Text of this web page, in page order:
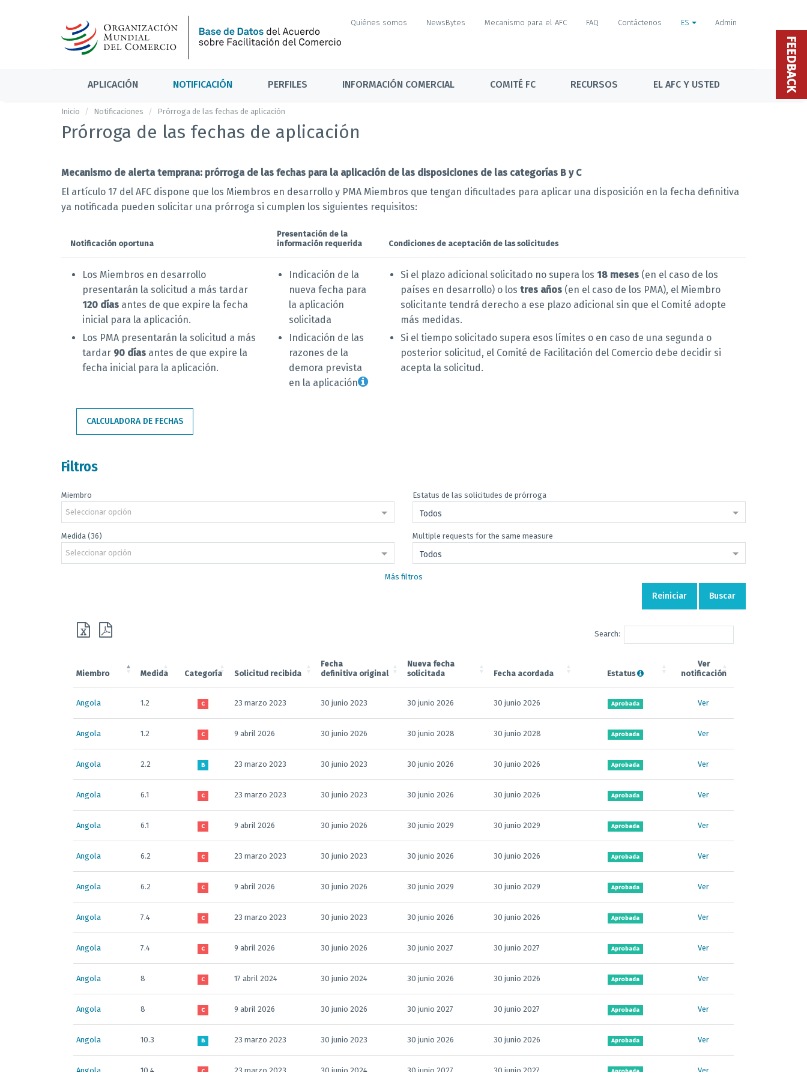
Quiénes somos NewsBytes Mecanismo para el AFC FAQ Contáctenos ES Admin
APLICACIÓN NOTIFICACIÓN PERFILES INFORMACIÓN COMERCIAL COMITÉ FC RECURSOS EL AFC Y USTED
Inicio Notificaciones Prórroga de las fechas de aplicación
Prórroga de las fechas de aplicación
Mecanismo de alerta temprana: prórroga de las fechas para la aplicación de las disposiciones de las categorías B y C
El artículo 17 del AFC dispone que los Miembros en desarrollo y PMA Miembros que tengan dificultades para aplicar una disposición en la fecha definitiva
ya notificada pueden solicitar una prórroga si cumplen los siguientes requisitos:
Notificación oportuna
Presentación de la
información requerida
Condiciones de aceptación de las solicitudes
Los Miembros en desarrollo
presentarán la solicitud a más tardar
120 días antes de que expire la fecha
inicial para la aplicación.
Los PMA presentarán la solicitud a más
tardar 90 días antes de que expire la
fecha inicial para la aplicación.
Indicación de la
nueva fecha para
la aplicación
solicitada
Indicación de las
razones de la
demora prevista
en la aplicación
Si el plazo adicional solicitado no supera los 18 meses (en el caso de los
países en desarrollo) o los tres años (en el caso de los PMA), el Miembro
solicitante tendrá derecho a ese plazo adicional sin que el Comité adopte
más medidas.
Si el tiempo solicitado supera esos límites o en caso de una segunda o
posterior solicitud, el Comité de Facilitación del Comercio debe decidir si
acepta la solicitud.
CALCULADORA DE FECHAS
Filtros
Miembro
Seleccionar opción
Estatus de las solicitudes de prórroga
Todos
Medida (36)
Seleccionar opción
Multiple requests for the same measure
Todos
Más filtros
Reiniciar Buscar
Search:
Miembro Medida Categoría Solicitud recibida
Fecha
definitiva original
Nueva fecha
solicitada
Fecha acordada Estatus
Ver
notificación
Angola 1.2 C 23 marzo 2023 30 junio 2023 30 junio 2026 30 junio 2026 Aprobada Ver
Angola 1.2 C 9 abril 2026 30 junio 2026 30 junio 2028 30 junio 2028 Aprobada Ver
Angola 2.2 B 23 marzo 2023 30 junio 2023 30 junio 2026 30 junio 2026 Aprobada Ver
Angola 6.1 C 23 marzo 2023 30 junio 2023 30 junio 2026 30 junio 2026 Aprobada Ver
Angola 6.1 C 9 abril 2026 30 junio 2026 30 junio 2029 30 junio 2029 Aprobada Ver
Angola 6.2 C 23 marzo 2023 30 junio 2023 30 junio 2026 30 junio 2026 Aprobada Ver
Angola 6.2 C 9 abril 2026 30 junio 2026 30 junio 2029 30 junio 2029 Aprobada Ver
Angola 7.4 C 23 marzo 2023 30 junio 2023 30 junio 2026 30 junio 2026 Aprobada Ver
Angola 7.4 C 9 abril 2026 30 junio 2026 30 junio 2027 30 junio 2027 Aprobada Ver
Angola 8 C 17 abril 2024 30 junio 2024 30 junio 2026 30 junio 2026 Aprobada Ver
Angola 8 C 9 abril 2026 30 junio 2026 30 junio 2027 30 junio 2027 Aprobada Ver
Angola 10.3 B 23 marzo 2023 30 junio 2023 30 junio 2026 30 junio 2026 Aprobada Ver
Angola 10.4 C 23 marzo 2023 30 junio 2024 30 junio 2027 30 junio 2027 Aprobada Ver
FEEDBACK